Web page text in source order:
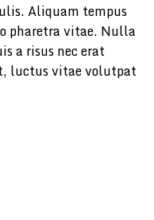
Aliquam tempus
pharetra vitae. Nulla
a risus nec erat
luctus vitae volutpat